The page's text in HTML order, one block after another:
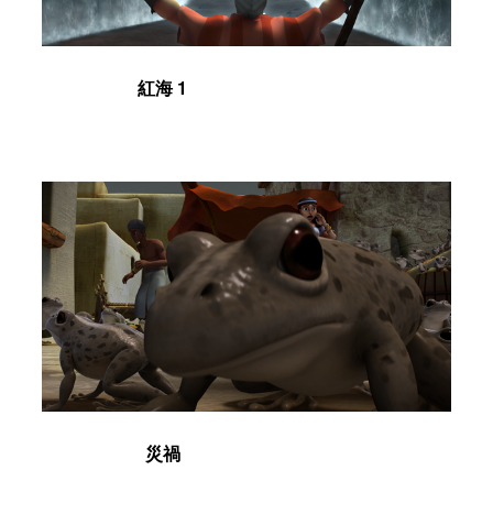
紅海 1
災禍